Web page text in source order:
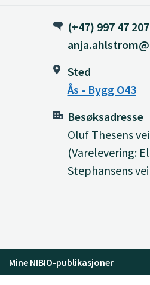
(+47) 997 47 207
Sted
Ås - Bygg O43
Besøksadresse
Oluf Thesens
(Varelevering:
Stephansens
Mine NIBIO-publikasjoner